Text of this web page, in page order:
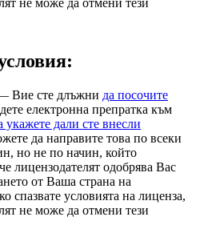
не може да отмени тези
Вие сте длъжни да посочите
електронна препратка към
укажете дали сте внесли
да направите това по всеки
но не по начин, който
лицензодателят одобрява Вас
от Ваша страна на
спазвате условията на лиценза,
не може да отмени тези